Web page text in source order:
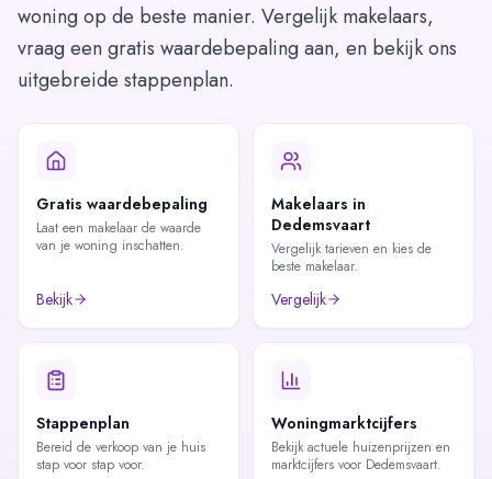
woning op de beste manier. Vergelijk makelaars,
vraag een gratis waardebepaling aan, en bekijk ons
uitgebreide stappenplan.
Gratis waardebepaling
Laat een makelaar de waarde
van je woning inschatten.
Bekijk
Makelaars in
Dedemsvaart
Vergelijk tarieven en kies de
beste makelaar.
Vergelijk
Stappenplan
Bereid de verkoop van je huis
stap voor stap voor.
Woningmarktcijfers
Bekijk actuele huizenprijzen en
marktcijfers voor Dedemsvaart.